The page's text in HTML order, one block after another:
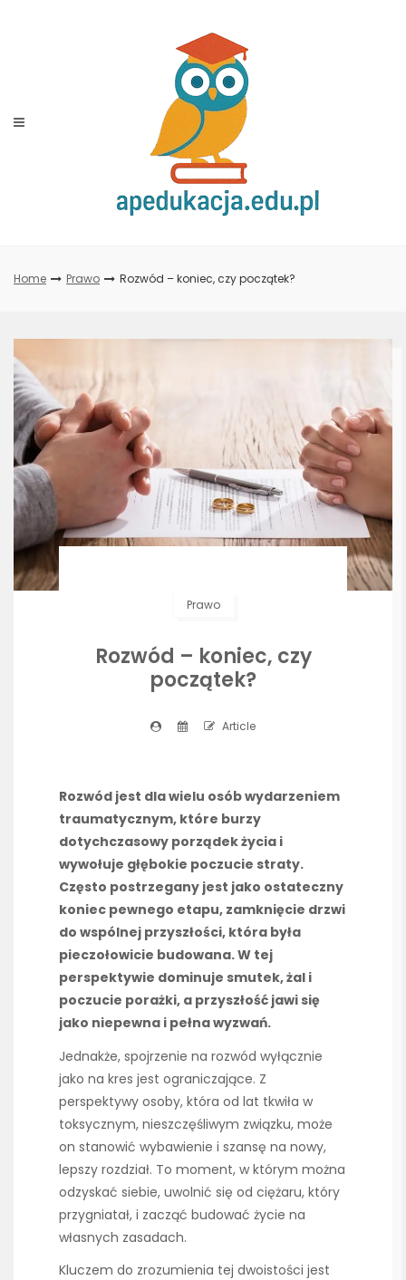
Home Prawo Rozwód – koniec, czy początek?
Prawo
Rozwód – koniec, czy
początek?
Article
Rozwód jest dla wielu osób wydarzeniem
traumatycznym, które burzy
dotychczasowy porządek życia i
wywołuje głębokie poczucie straty.
Często postrzegany jest jako ostateczny
koniec pewnego etapu, zamknięcie drzwi
do wspólnej przyszłości, która była
pieczołowicie budowana. W tej
perspektywie dominuje smutek, żal i
poczucie porażki, a przyszłość jawi się
jako niepewna i pełna wyzwań.
Jednakże, spojrzenie na rozwód wyłącznie
jako na kres jest ograniczające. Z
perspektywy osoby, która od lat tkwiła w
toksycznym, nieszczęśliwym związku, może
on stanowić wybawienie i szansę na nowy,
lepszy rozdział. To moment, w którym można
odzyskać siebie, uwolnić się od ciężaru, który
przygniatał, i zacząć budować życie na
własnych zasadach.
Kluczem do zrozumienia tej dwoistości jest